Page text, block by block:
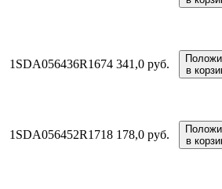
1SDA056436R1674 341,0 руб.
в
1SDA056452R1 718 178,0 руб.
в